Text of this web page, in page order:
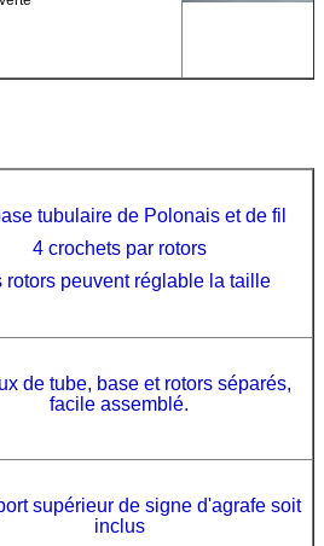
tubulaire de Polonais et de fil
4 crochets par rotors
rotors peuvent réglable la taille
de tube, base et rotors séparés,
facile assemblé.
supérieur de signe d'agrafe soit
inclus